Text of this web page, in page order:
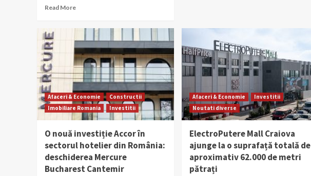
Read More
Afaceri & Economie
Constructii
Imobiliare Romania
Investitii
O nouă investiție Accor în
sectorul hotelier din România:
deschiderea Mercure
Bucharest Cantemir
Afaceri & Economie
Investitii
Noutati diverse
ElectroPutere Mall Craiova
ajunge la o suprafață totală de
aproximativ 62.000 de metri
pătrați